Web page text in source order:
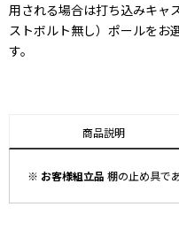
用される場合は打ち込みキャ
ストボルト無し）ポールをお
す。
商品説明
※ お客様組立品 棚の止め具で